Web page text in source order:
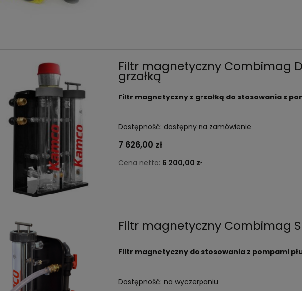
Filtr magnetyczny Combimag
grzałką
Filtr magnetyczny z grzałką do stosowania z
Dostępność: dostępny na zamówienie
7 626,00 zł
Cena netto: 6 200,00 zł
Filtr magnetyczny Combimag
Filtr magnetyczny do stosowania z pompami
Dostępność: na wyczerpaniu